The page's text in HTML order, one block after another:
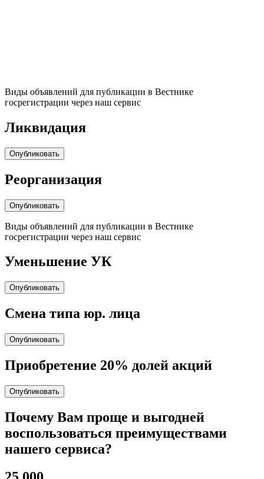
Виды объявлений для публикации в Вестнике
госрегистрации через наш сервис
Ликвидация
Опубликовать
Реорганизация
Опубликовать
Виды объявлений для публикации в Вестнике
госрегистрации через наш сервис
Уменьшение УК
Опубликовать
Cмена типа юр. лица
Опубликовать
Приобретение 20% долей акций
Опубликовать
Почему Вам проще и выгодней
воспользоваться преимуществами
нашего сервиса?